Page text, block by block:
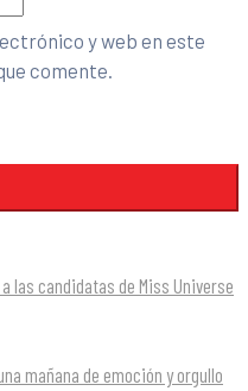
y web en este
comente.
las candidatas de Miss Universe
mañana de emoción y orgullo